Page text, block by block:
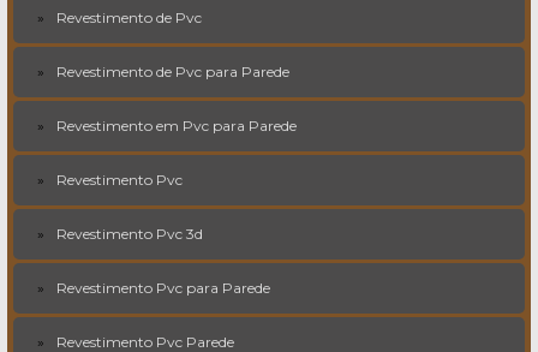
Revestimento de Pvc
Revestimento de Pvc para Parede
Revestimento em Pvc para Parede
Revestimento Pvc
Revestimento Pvc 3d
Revestimento Pvc para Parede
Revestimento Pvc Parede